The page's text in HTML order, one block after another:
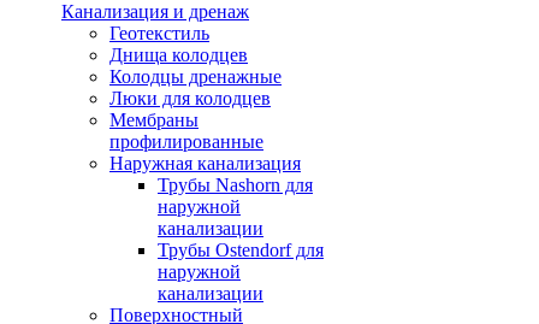
Канализация и дренаж
Геотекстиль
Днища колодцев
Колодцы дренажные
Люки для колодцев
Мембраны
профилированные
Наружная канализация
Трубы Nashorn для
наружной
канализации
Трубы Ostendorf для
наружной
канализации
Поверхностный